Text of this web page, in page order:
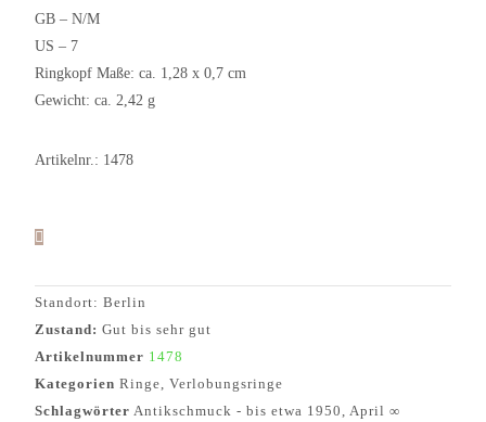
GB – N/M
US – 7
Ringkopf Maße: ca. 1,28 x 0,7 cm
Gewicht: ca. 2,42 g
Artikelnr.: 1478
Standort: Berlin
Zustand: Gut bis sehr gut
Artikelnummer 1478
Kategorien Ringe, Verlobungsringe
Schlagwörter Antikschmuck - bis etwa 1950 , April ∞